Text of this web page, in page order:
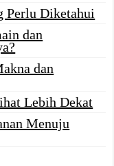
Perlu Diketahui
dan
dan
Lebih Dekat
Menuju